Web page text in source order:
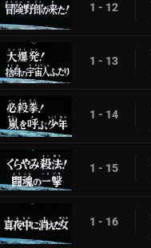
1 - 12
1 - 13
1 - 14
1 - 15
1 - 16